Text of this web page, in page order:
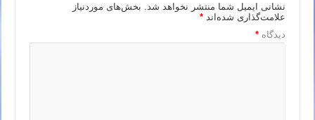
نشانی ایمیل شما منتشر نخواهد شد.
بخش‌های موردنیاز
علامت‌گذاری شده‌اند*
دیدگاه*